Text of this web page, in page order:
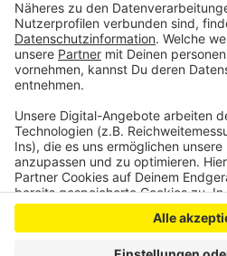
Anzeige
Anzeige